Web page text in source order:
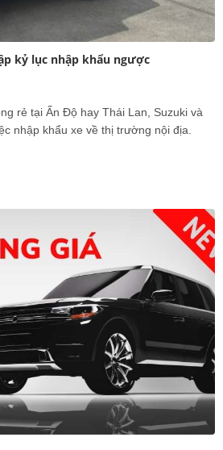
kỷ lục nhập khẩu ngược
rẻ tại Ấn Độ hay Thái Lan, Suzuki và
nhập khẩu xe về thị trường nội địa.